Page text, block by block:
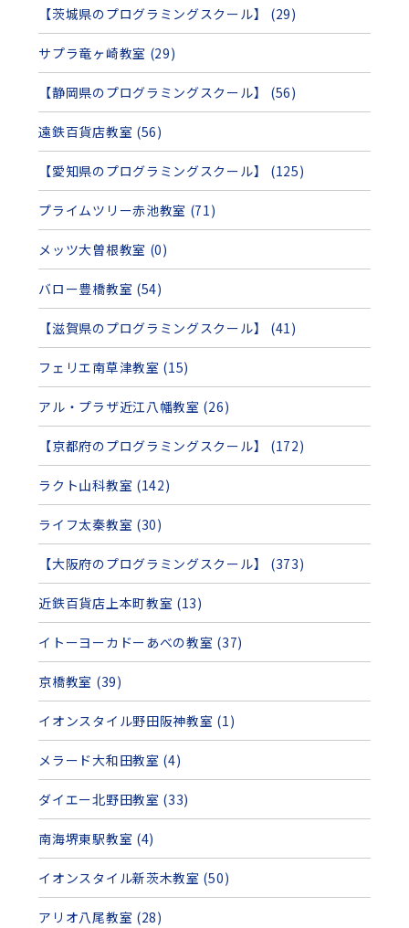
【茨城県のプログラミングスクール】 (29)
サプラ竜ヶ崎教室 (29)
【静岡県のプログラミングスクール】 (56)
遠鉄百貨店教室 (56)
【愛知県のプログラミングスクール】 (125)
プライムツリー赤池教室 (71)
メッツ大曽根教室 (0)
バロー豊橋教室 (54)
【滋賀県のプログラミングスクール】 (41)
フェリエ南草津教室 (15)
アル・プラザ近江八幡教室 (26)
【京都府のプログラミングスクール】 (172)
ラクト山科教室 (142)
ライフ太秦教室 (30)
【大阪府のプログラミングスクール】 (373)
近鉄百貨店上本町教室 (13)
イトーヨーカドーあべの教室 (37)
京橋教室 (39)
イオンスタイル野田阪神教室 (1)
メラード大和田教室 (4)
ダイエー北野田教室 (33)
南海堺東駅教室 (4)
イオンスタイル新茨木教室 (50)
アリオ八尾教室 (28)